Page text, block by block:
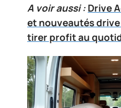
A voir aussi :Drive
et nouveautés
tirer profit au